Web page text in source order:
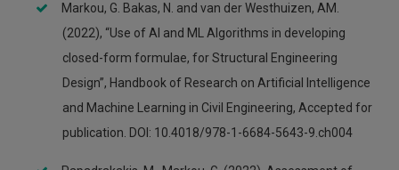
Markou, G. Bakas, N. and van der Westhuizen, AM.
(2022), “Use of AI and ML Algorithms in developing
closed-form formulae, for Structural Engineering
Design”, Handbook of Research on Artificial Intelligence
and Machine Learning in Civil Engineering, Accepted for
publication. DOI: 10.4018/978-1-6684-5643-9.ch004